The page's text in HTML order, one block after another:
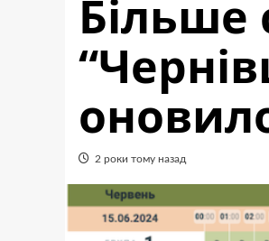
Більше
2 роки тому назад